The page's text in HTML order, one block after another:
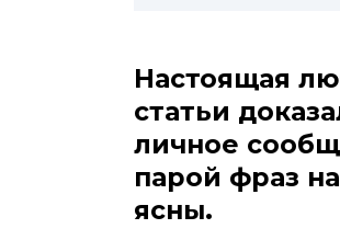
Настоящая
статьи
личное
парой фраз
ясны.